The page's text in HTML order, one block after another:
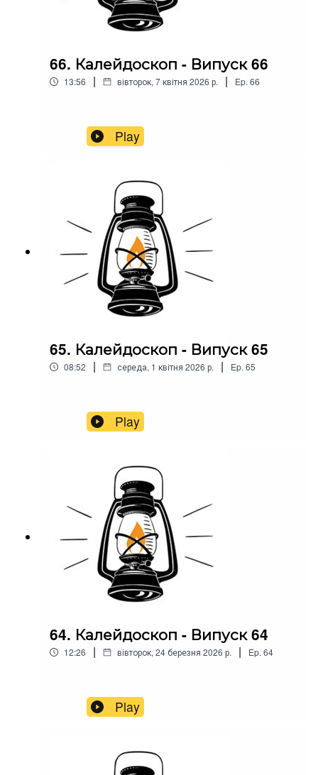
66. Калейдоскоп - Випуск 66
13:56 | вівторок, 7 квітня 2026 р. | Ep. 66
Play
65. Калейдоскоп - Випуск 65
08:52 | середа, 1 квітня 2026 р. | Ep. 65
Play
64. Калейдоскоп - Випуск 64
12:26 | вівторок, 24 березня 2026 р. | Ep. 64
Play